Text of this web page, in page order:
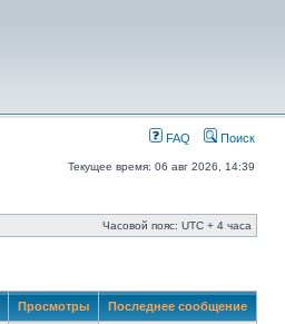
FAQ Поиск
Текущее время: 06 авг 2026, 14:39
Часовой пояс: UTC + 4 часа
Просмотры Последнее сообщение